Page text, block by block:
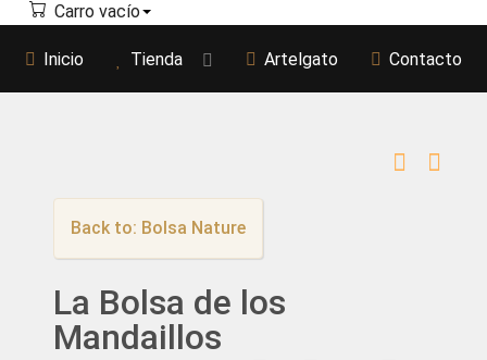
Carro vacío
Inicio Tienda Artelgato Contacto
Back to: Bolsa Nature
La Bolsa de los
Mandaillos